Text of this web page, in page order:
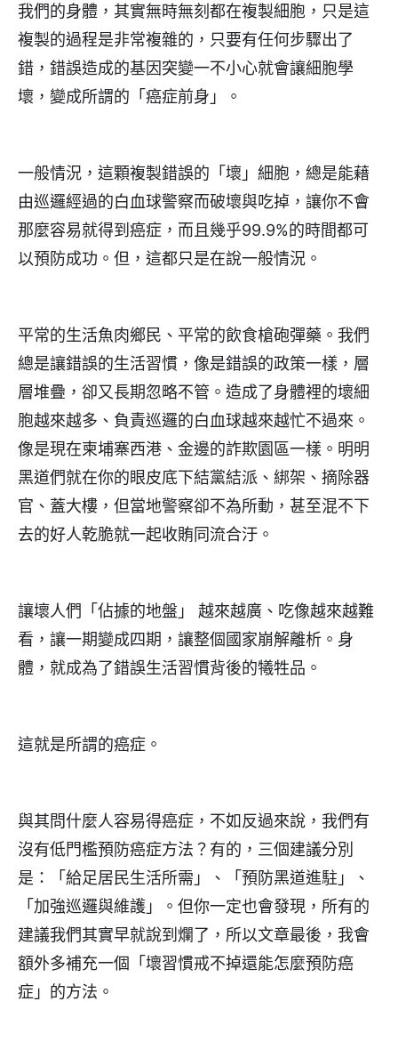
我們的身體，其實無時無刻都在複製細胞，只是這
複製的過程是非常複雜的，只要有任何步驟出了
錯，錯誤造成的基因突變一不小心就會讓細胞學
壞，變成所謂的「癌症前身」。
一般情況，這顆複製錯誤的「壞」細胞，總是能藉
由巡邏經過的白血球警察而破壞與吃掉，讓你不會
那麼容易就得到癌症，而且幾乎99.9%的時間都可
以預防成功。但，這都只是在說一般情況。
平常的生活魚肉鄉民、平常的飲食槍砲彈藥。我們
總是讓錯誤的生活習慣，像是錯誤的政策一樣，層
層堆疊，卻又長期忽略不管。造成了身體裡的壞細
胞越來越多、負責巡邏的白血球越來越忙不過來。
像是現在柬埔寨西港、金邊的詐欺園區一樣。明明
黑道們就在你的眼皮底下結黨結派、綁架、摘除器
官、蓋大樓，但當地警察卻不為所動，甚至混不下
去的好人乾脆就一起收賄同流合汙。
讓壞人們「佔據的地盤」 越來越廣、吃像越來越難
看，讓一期變成四期，讓整個國家崩解離析。身
體，就成為了錯誤生活習慣背後的犧牲品。
這就是所謂的癌症。
與其問什麼人容易得癌症，不如反過來說，我們有
沒有低門檻預防癌症方法？有的，三個建議分別
是：「給足居民生活所需」、「預防黑道進駐」、
「加強巡邏與維護」。但你一定也會發現，所有的
建議我們其實早就說到爛了，所以文章最後，我會
額外多補充一個「壞習慣戒不掉還能怎麼預防癌
症」的方法。